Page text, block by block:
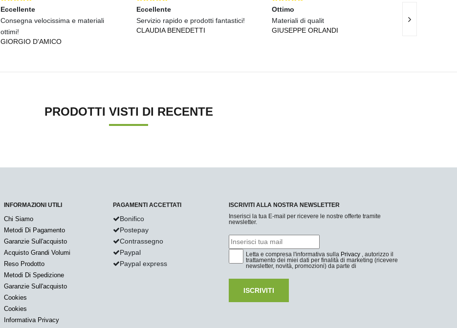
Eccellente
Consegna velocissima e materiali
ottimi!
GIORGIO D'AMICO
Eccellente
Servizio rapido e prodotti fantastici!
CLAUDIA BENEDETTI
Ottimo
Materiali di qualit
GIUSEPPE ORLANDI
Servizio
PRODOTTI VISTI DI RECENTE
INFORMAZIONI UTILI
Chi Siamo
Metodi Di Pagamento
Garanzie Sull'acquisto
Acquisto Grandi Volumi
Reso Prodotto
Metodi Di Spedizione
Garanzie Sull'acquisto
Cookies
Cookies
Informativa Privacy
PAGAMENTI ACCETTATI
Bonifico
Postepay
Contrassegno
Paypal
Paypal express
ISCRIVITI ALLA NOSTRA NEWSLETTER
Inserisci la tua E-mail per ricevere le nostre offerte tramite
newsletter.
Letta e compresa l'informativa sulla Privacy , autorizzo il
trattamento dei miei dati per finalità di marketing (ricevere
newsletter, novità, promozioni) da parte di
ISCRIVITI